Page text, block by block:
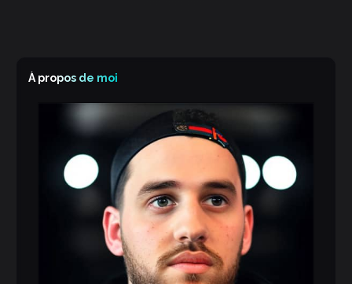
À propos de moi